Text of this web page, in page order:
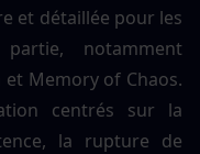
et détaillée pour les
notamment
et Memory of Chaos.
centrés sur la
la rupture de